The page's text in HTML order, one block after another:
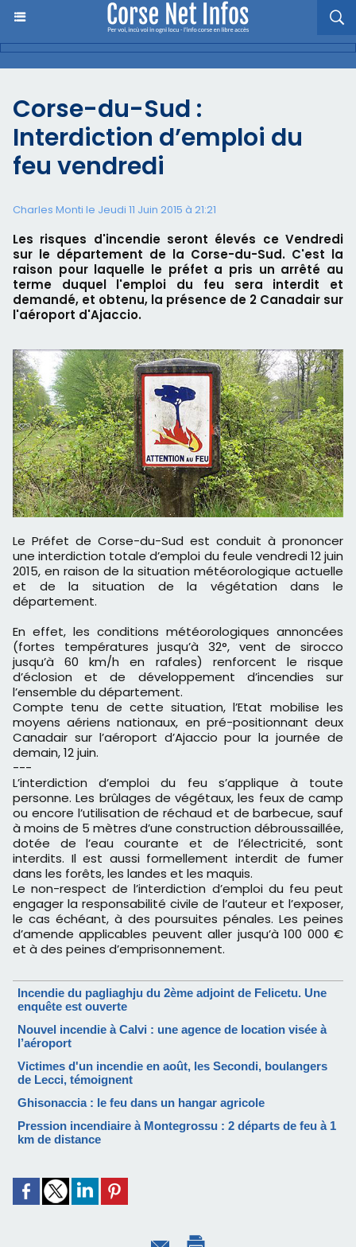
Corse-du-Sud :
Interdiction d’emploi du
feu vendredi
Charles Monti le Jeudi 11 Juin 2015 à 21:21
Les risques d'incendie seront élevés ce Vendredi
sur le département de la Corse-du-Sud. C'est la
raison pour laquelle le préfet a pris un arrêté au
terme duquel l'emploi du feu sera interdit et
demandé, et obtenu, la présence de 2 Canadair sur
l'aéroport d'Ajaccio.
Le Préfet de Corse-du-Sud est conduit à prononcer
une interdiction totale d’emploi du feule vendredi 12 juin
2015, en raison de la situation météorologique actuelle
et de la situation de la végétation dans le
département.
En effet, les conditions météorologiques annoncées
(fortes températures jusqu’à 32°, vent de sirocco
jusqu’à 60 km/h en rafales) renforcent le risque
d’éclosion et de développement d’incendies sur
l’ensemble du département.
Compte tenu de cette situation, l’Etat mobilise les
moyens aériens nationaux, en pré-positionnant deux
Canadair sur l’aéroport d’Ajaccio pour la journée de
demain, 12 juin.
---
L’interdiction d’emploi du feu s’applique à toute
personne. Les brûlages de végétaux, les feux de camp
ou encore l’utilisation de réchaud et de barbecue, sauf
à moins de 5 mètres d’une construction débroussaillée,
dotée de l’eau courante et de l’électricité, sont
interdits. Il est aussi formellement interdit de fumer
dans les forêts, les landes et les maquis.
Le non-respect de l’interdiction d’emploi du feu peut
engager la responsabilité civile de l’auteur et l’exposer,
le cas échéant, à des poursuites pénales. Les peines
d’amende applicables peuvent aller jusqu’à 100 000 €
et à des peines d’emprisonnement.
Incendie du pagliaghju du 2ème adjoint de Felicetu. Une
enquête est ouverte
Nouvel incendie à Calvi : une agence de location visée à
l’aéroport
Victimes d'un incendie en août, les Secondi, boulangers
de Lecci, témoignent
Ghisonaccia : le feu dans un hangar agricole
Pression incendiaire à Montegrossu : 2 départs de feu à 1
km de distance